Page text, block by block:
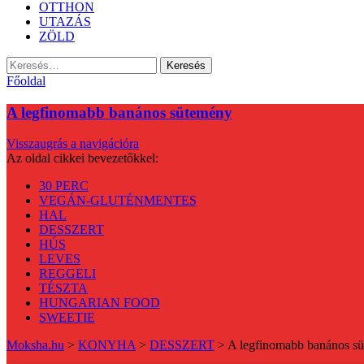
OTTHON
UTAZÁS
ZÖLD
Keresés:
Főoldal
A legfinomabb banános sütemény
Visszaugrás a navigációra
Az oldal cikkei bevezetőkkel:
30 PERC
VEGÁN-GLUTÉNMENTES
HAL
DESSZERT
HÚS
LEVES
REGGELI
TÉSZTA
HUNGARIAN FOOD
SWEETIE
Moksha.hu > KONYHA> DESSZERT >A legfinomabb banános